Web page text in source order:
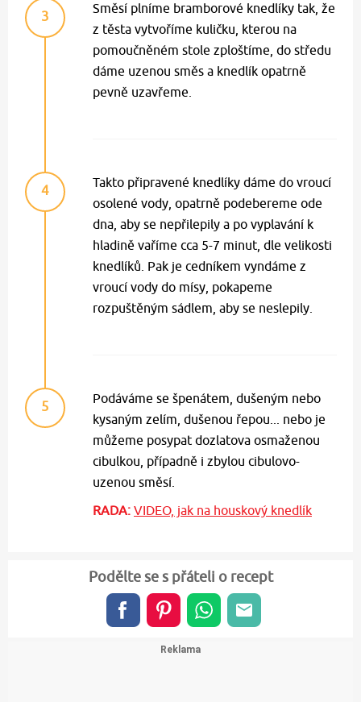
3
Směsí plníme bramborové knedlíky tak, že
z těsta vytvoříme kuličku, kterou na
pomoučněném stole zploštíme, do středu
dáme uzenou směs a knedlík opatrně
pevně uzavřeme.
4
Takto připravené knedlíky dáme do vroucí
osolené vody, opatrně podebereme ode
dna, aby se nepřilepily a po vyplavání k
hladině vaříme cca 5-7 minut, dle velikosti
knedlíků. Pak je cedníkem vyndáme z
vroucí vody do mísy, pokapeme
rozpuštěným sádlem, aby se neslepily.
5
Podáváme se špenátem, dušeným nebo
kysaným zelím, dušenou řepou... nebo je
můžeme posypat dozlatova osmaženou
cibulkou, případně i zbylou cibulovo-
uzenou směsí.
RADA: VIDEO, jak na houskový knedlík
Podělte se s přáteli o recept